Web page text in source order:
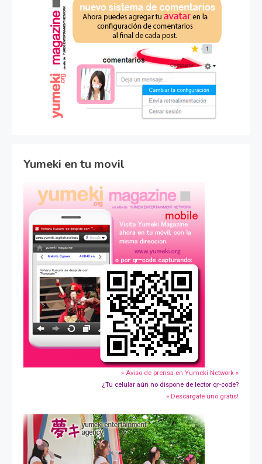
Yumeki en tu movil
» Aviso de prensa en Yumeki Network »
¿Tu celular aún no dispone de lector qr-code?
» Descárgate uno gratis!